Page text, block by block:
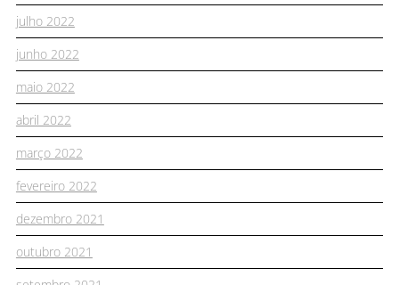
julho 2022
junho 2022
maio 2022
abril 2022
março 2022
fevereiro 2022
dezembro 2021
outubro 2021